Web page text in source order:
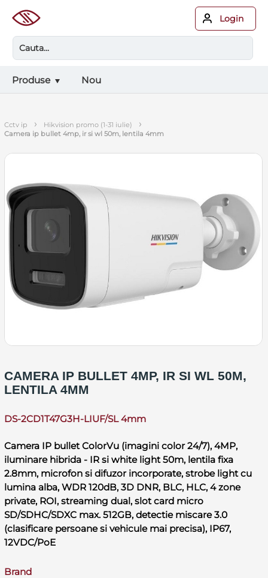
Login
Produse Nou
cctv ip › hikvision promo (1-31 iulie) ›
camera ip bullet 4mp, ir si wl 50m, lentila 4mm
CAMERA IP BULLET 4MP, IR SI WL 50M,
LENTILA 4MM
DS-2CD1T47G3H-LIUF/SL 4mm
Camera IP bullet ColorVu (imagini color 24/7), 4MP,
iluminare hibrida - IR si white light 50m, lentila fixa
2.8mm, microfon si difuzor incorporate, strobe light cu
lumina alba, WDR 120dB, 3D DNR, BLC, HLC, 4 zone
private, ROI, streaming dual, slot card micro
SD/SDHC/SDXC max. 512GB, detectie miscare 3.0
(clasificare persoane si vehicule mai precisa), IP67,
12VDC/PoE
Brand